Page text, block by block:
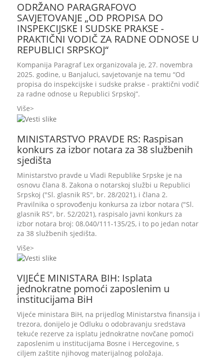
ODRŽANO PARAGRAFOVO
SAVJETOVANJE „OD PROPISA DO
INSPEKCIJSKE I SUDSKE PRAKSE -
PRAKTIČNI VODIČ ZA RADNE ODNOSE U
REPUBLICI SRPSKOJ“
Kompanija Paragraf Lex organizovala je, 27. novembra
2025. godine, u Banjaluci, savjetovanje na temu “Od
propisa do inspekcijske i sudske prakse - praktični vodič
za radne odnose u Republici Srpskoj”.
Više
MINISTARSTVO PRAVDE RS: Raspisan
konkurs za izbor notara za 38 službenih
sjedišta
Ministarstvo pravde u Vladi Republike Srpske je na
osnovu člana 8. Zakona o notarskoj službi u Republici
Srpskoj ("Sl. glasnik RS", br. 28/2021), i člana 2.
Pravilnika o sprovođenju konkursa za izbor notara ("Sl.
glasnik RS", br. 52/2021), raspisalo javni konkurs za
izbor notara broj: 08.040/111-135/25, i to po jedan notar
za 38 službenih sjedišta.
Više
VIJEĆE MINISTARA BIH: Isplata
jednokratne pomoći zaposlenim u
institucijama BiH
Vijeće ministara BiH, na prijedlog Ministarstva finansija i
trezora, donijelo je Odluku o odobravanju sredstava
tekuće rezerve za isplatu jednokratne novčane pomoći
zaposlenim u institucijama Bosne i Hercegovine, s
ciljem zaštite njihovog materijalnog položaja.